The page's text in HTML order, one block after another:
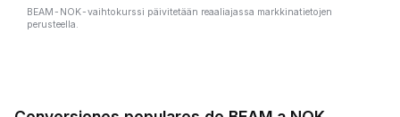
BEAM-NOK-vaihtokurssi päivitetään reaaliajassa markkinatietojen
perusteella.